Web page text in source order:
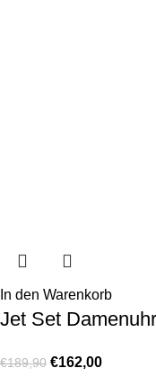
In den Warenkorb
Jet Set
€189,90 €162,00